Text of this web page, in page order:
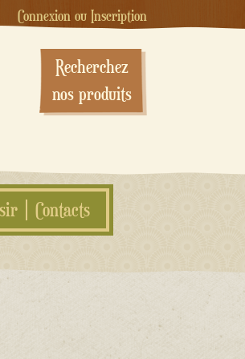
Connexion ou Inscription
Recherchez
nos produits
Contacts